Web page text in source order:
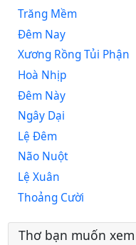
Trăng Mềm
Đêm Nay
Xương Rồng Tủi Phận
Hoà Nhịp
Đêm Này
Ngây Dại
Lệ Đêm
Não Nuột
Lệ Xuân
Thoảng Cười
Thơ bạn muốn xem